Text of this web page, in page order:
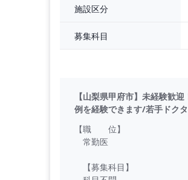
施設区分
募集科目
【山梨県甲府市】未経験歓
例を経験できます/若手ドク
【職 位】
常勤医
【募集科目】